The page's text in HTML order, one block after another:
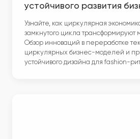
устойчивого развития
Узнайте, как циркулярная
замкнутого цикла трансформируют
Обзор инноваций в переработке
циркулярных бизнес-моделей и
устойчивого дизайна для fashion-